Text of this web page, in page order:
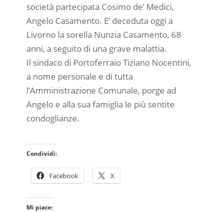
società partecipata Cosimo de’ Medici,
Angelo Casamento. E’ deceduta oggi a
Livorno la sorella Nunzia Casamento, 68
anni, a seguito di una grave malattia.
Il sindaco di Portoferraio Tiziano Nocentini,
a nome personale e di tutta
l’Amministrazione Comunale, porge ad
Angelo e alla sua famiglia le più sentite
condoglianze.
Condividi:
Facebook X
Mi piace: